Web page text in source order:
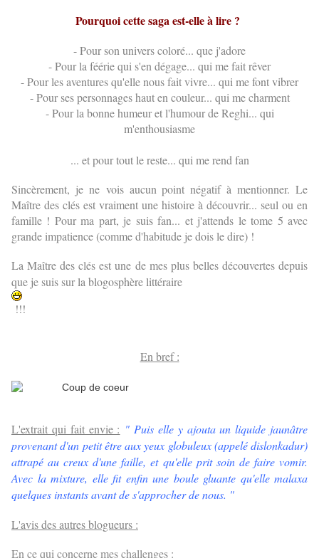
Pourquoi cette saga est-elle à lire ?
- Pour son univers coloré... que j'adore
- Pour la féérie qui s'en dégage... qui me fait rêver
- Pour les aventures qu'elle nous fait vivre... qui me font vibrer
- Pour ses personnages haut en couleur... qui me charment
- Pour la bonne humeur et l'humour de Reghi... qui
m'enthousiasme
... et pour tout le reste... qui me rend fan
Sincèrement, je ne vois aucun point négatif à mentionner. Le
Maître des clés est vraiment une histoire à découvrir... seul ou en
famille ! Pour ma part, je suis fan... et j'attends le tome 5 avec
grande impatience (comme d'habitude je dois le dire) !
La Maître des clés est une de mes plus belles découvertes depuis
que je suis sur la blogosphère littéraire
!!!
En bref :
L'extrait qui fait envie : " Puis elle y ajouta un liquide jaunâtre
provenant d'un petit être aux yeux globuleux (appelé dislonkadur)
attrapé au creux d'une faille, et qu'elle prit soin de faire vomir.
Avec la mixture, elle fit enfin une boule gluante qu'elle malaxa
quelques instants avant de s'approcher de nous. "
L'avis des autres blogueurs :
En ce qui concerne mes challenges :